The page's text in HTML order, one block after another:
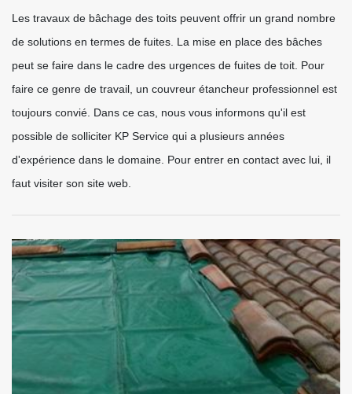
Les travaux de bâchage des toits peuvent offrir un grand nombre
de solutions en termes de fuites. La mise en place des bâches
peut se faire dans le cadre des urgences de fuites de toit. Pour
faire ce genre de travail, un couvreur étancheur professionnel est
toujours convié. Dans ce cas, nous vous informons qu'il est
possible de solliciter KP Service qui a plusieurs années
d'expérience dans le domaine. Pour entrer en contact avec lui, il
faut visiter son site web.